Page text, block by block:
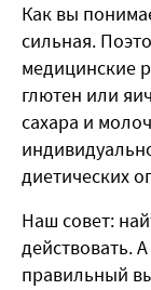
Как вы
сильная.
медицинские
глютен или
сахара и
диетических
Наш совет:
действовать.
правильный